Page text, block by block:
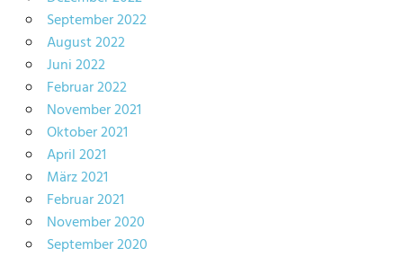
September 2022
August 2022
Juni 2022
Februar 2022
November 2021
Oktober 2021
April 2021
März 2021
Februar 2021
November 2020
September 2020